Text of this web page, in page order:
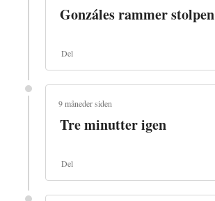
Gonzáles rammer stolpen
Del
9 måneder siden
Tre minutter igen
Del